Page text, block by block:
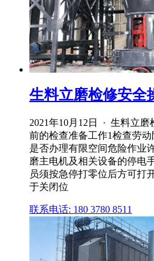
生料立磨检修安全
2021年10月12日 · 生料立
前的检查准备工作1检查劳
是否办理有限空间危险作业
磨主电机及相关设备的停电
员须按急停打零位后方可打
于关闭位
联系电话: 180 3780 8511